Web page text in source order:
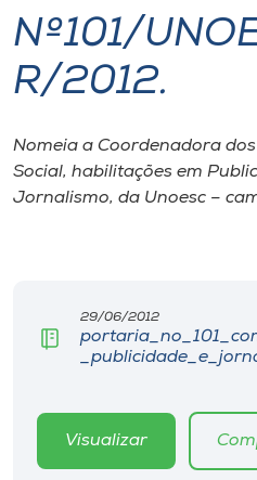
I.nova
Cultura
Editora
Rádio
Nº101/
R/2012.
Nomeia a Coordenadora
Social, habilitações em
Jornalismo, da Unoesc –
29/06/2012
Visualizar